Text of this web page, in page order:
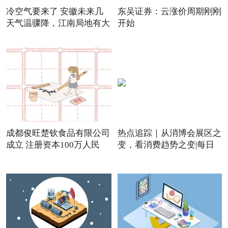
冷空气要来了 安徽未来几
天气温骤降，江南局地有大
东吴证券：云涨价周期刚刚
开始
成都俊旺楚钦食品有限公司
成立 注册资本100万人民
热点追踪｜从消博会展区之
变，看消费趋势之变|每日